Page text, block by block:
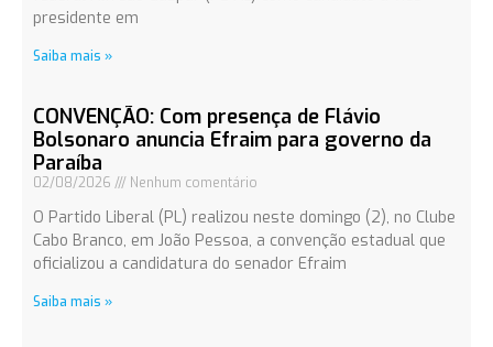
presidente em
Saiba mais »
CONVENÇÃO: Com presença de Flávio
Bolsonaro anuncia Efraim para governo da
Paraíba
02/08/2026 Nenhum comentário
O Partido Liberal (PL) realizou neste domingo (2), no Clube
Cabo Branco, em João Pessoa, a convenção estadual que
oficializou a candidatura do senador Efraim
Saiba mais »